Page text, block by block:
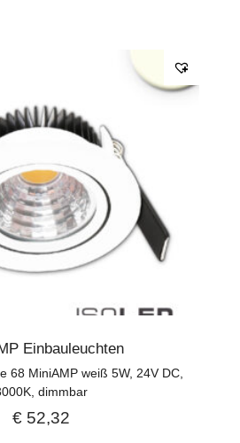
Einbauleuchten
68 MiniAMP weiß 5W, 24V DC,
dimmbar
€ 52,32